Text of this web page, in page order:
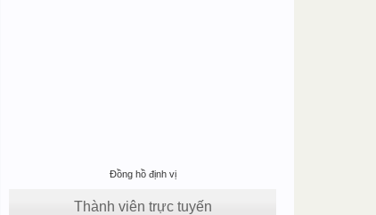
Đồng hồ định vị
Thành viên trực tuyến